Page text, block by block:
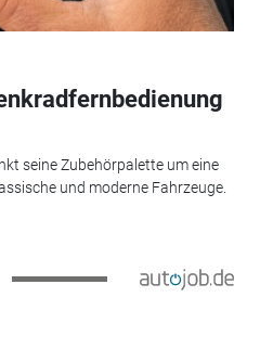
seine Zubehörpalette um eine
und moderne Fahrzeuge.